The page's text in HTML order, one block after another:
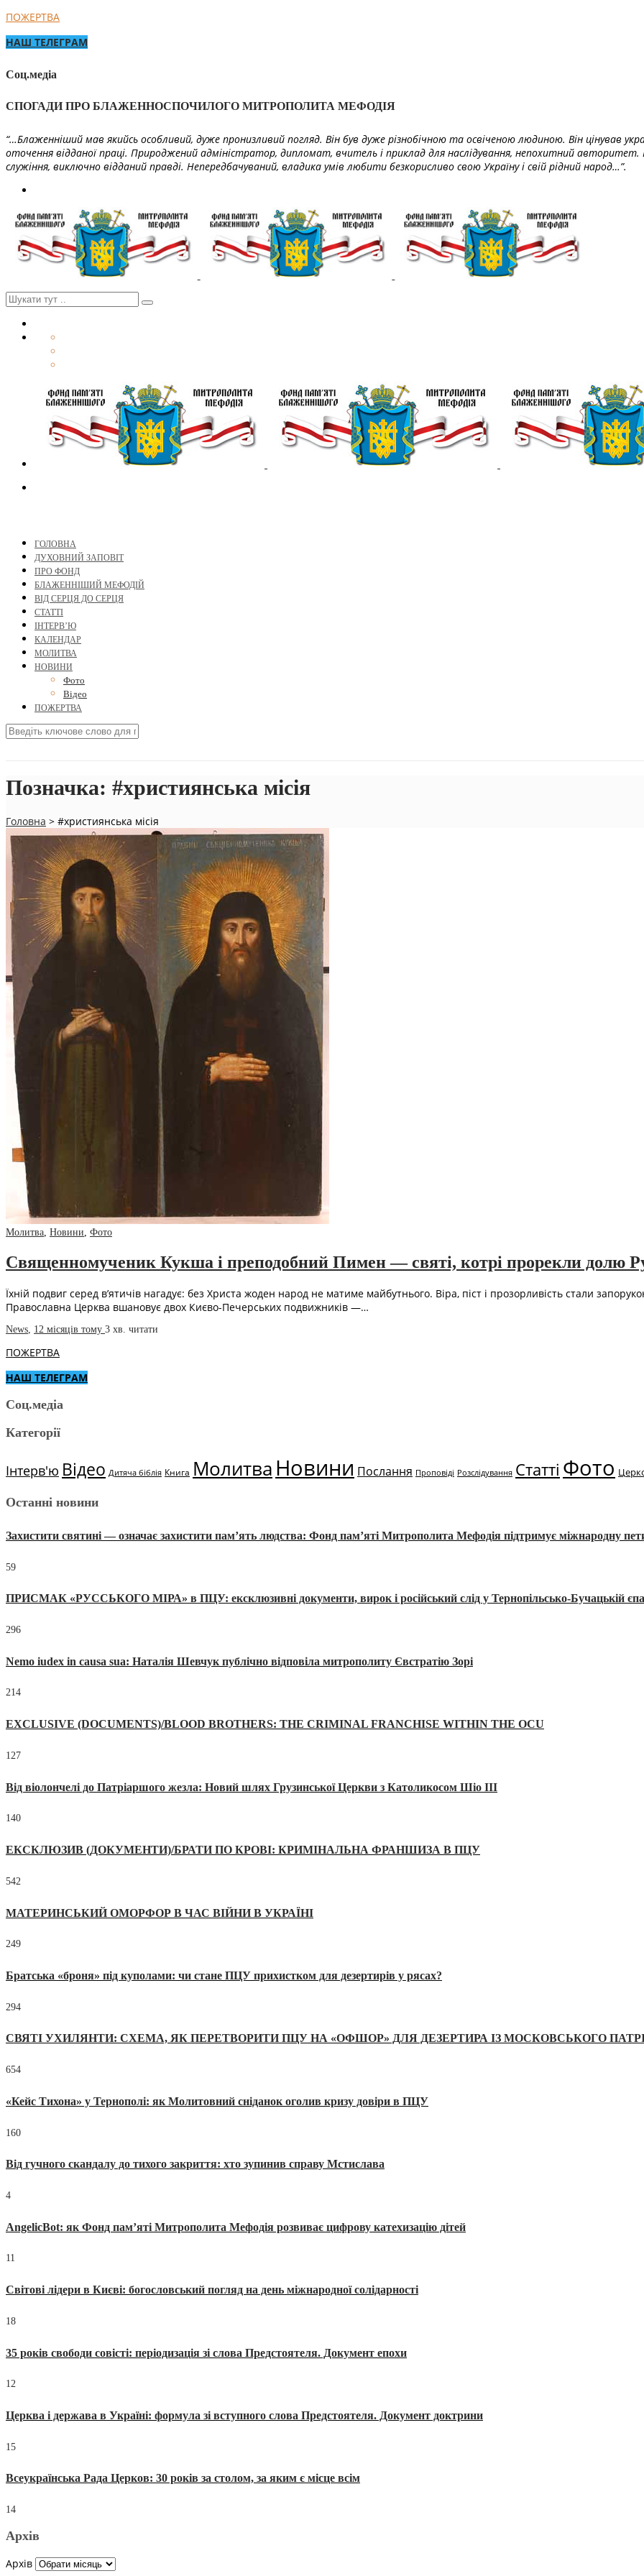
ПОЖЕРТВА
НАШ ТЕЛЕГРАМ
Соц.медіа
СПОГАДИ ПРО БЛАЖЕННОСПОЧИЛОГО МИТРОПОЛИТА МЕФОДІЯ
“…Блаженніший мав якийсь особливий, дуже пронизливий погляд. Він був дуже різнобічною та освіченою людиною. Він цінував
оточення відданої праці. Природжений адміністратор, дипломат, вчитель і приклад для наслідування, непохитний
служіння, виключно відданий правді. Непередбачуваний, владика умів любити безкорисливо свою Україну і свій рідний народ…”.
ГОЛОВНА
ДУХОВНИЙ ЗАПОВІТ
ПРО ФОНД
БЛАЖЕННІШИЙ МЕФОДІЙ
ВІД СЕРЦЯ ДО СЕРЦЯ
СТАТТІ
ІНТЕРВ’Ю
КАЛЕНДАР
МОЛИТВА
НОВИНИ
Фото
Відео
ПОЖЕРТВА
Позначка: #християнська місія
Головна > #християнська місія
Молитва, Новини, Фото
Священномученик Кукша і преподобний Пимен — святі, котрі прорекли долю
Їхній подвиг серед в’ятичів нагадує: без Христа жоден народ не матиме майбутнього. Віра, піст і прозорливість стали
Православна Церква вшановує двох Києво-Печерських подвижників —…
News, 12 місяців тому 3 хв. читати
ПОЖЕРТВА
НАШ ТЕЛЕГРАМ
Соц.медіа
Категорії
Інтерв'ю Відео Дитяча біблія Книга МолитваНовини Послання Проповіді Розслідування Статті Фото
Останні новини
Захистити святині — означає захистити пам’ять людства: Фонд пам’яті Митрополита Мефодія підтримує міжнародну
59
ПРИСМАК «РУССЬКОГО МІРА» в ПЦУ: ексклюзивні документи, вирок і російський слід у Тернопільсько-Бучацькій
296
Nemo iudex in causa sua: Наталія Шевчук публічно відповіла митрополиту Євстратію Зорі
214
EXCLUSIVE (DOCUMENTS)/BLOOD BROTHERS: THE CRIMINAL FRANCHISE WITHIN THE OCU
127
Від віолончелі до Патріаршого жезла: Новий шлях Грузинської Церкви з Католикосом Шіо III
140
ЕКСКЛЮЗИВ (ДОКУМЕНТИ)/БРАТИ ПО КРОВІ: КРИМІНАЛЬНА ФРАНШИЗА В ПЦУ
542
МАТЕРИНСЬКИЙ ОМОРФОР В ЧАС ВІЙНИ В УКРАЇНІ
249
Братська «броня» під куполами: чи стане ПЦУ прихистком для дезертирів у рясах?
294
СВЯТІ УХИЛЯНТИ: СХЕМА, ЯК ПЕРЕТВОРИТИ ПЦУ НА «ОФШОР» ДЛЯ ДЕЗЕРТИРА ІЗ МОСКОВСЬКОГО
654
«Кейс Тихона» у Тернополі: як Молитовний сніданок оголив кризу довіри в ПЦУ
160
Від гучного скандалу до тихого закриття: хто зупинив справу Мстислава
4
AngelicBot: як Фонд пам’яті Митрополита Мефодія розвиває цифрову катехизацію дітей
11
Світові лідери в Києві: богословський погляд на день міжнародної солідарності
18
35 років свободи совісті: періодизація зі слова Предстоятеля. Документ епохи
12
Церква і держава в Україні: формула зі вступного слова Предстоятеля. Документ доктрини
15
Всеукраїнська Рада Церков: 30 років за столом, за яким є місце всім
14
Архів
Архів